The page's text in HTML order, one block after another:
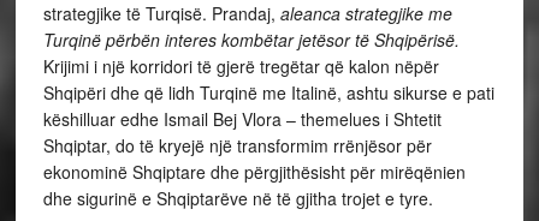
strategjike të Turqisë. Prandaj, aleanca strategjike me
Turqinë përbën interes kombëtar jetësor të Shqipërisë.
Krijimi i një korridori të gjerë tregëtar që kalon nëpër
Shqipëri dhe që lidh Turqinë me Italinë, ashtu sikurse e pati
këshilluar edhe Ismail Bej Vlora – themelues i Shtetit
Shqiptar, do të kryejë një transformim rrënjësor për
ekonominë Shqiptare dhe përgjithësisht për mirëqënien
dhe sigurinë e Shqiptarëve në të gjitha trojet e tyre.